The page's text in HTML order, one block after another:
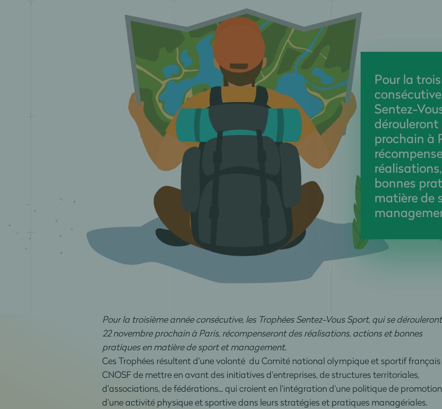
Pour la
Sentez-
dérouleront
prochain à
bonnes
matière de
Pour la troisième année consécutive, les Trophées Sentez-Vous Sport, qui se
22 novembre prochain à Paris, récompenseront des réalisations, actions et bonnes
pratiques en matière de sport et management.
Ces Trophées résultent d'une volonté du Comité national olympique et sportif français
CNOSF de mettre en avant des initiatives d'entreprises, de structures territoriales,
d'associations, de fédérations... qui croient en l'intégration d'une politique de promotion
d'une activité physique et sportive dans leurs stratégies et pratiques managériales.